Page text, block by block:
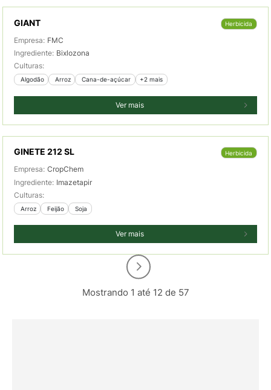
GIANT Herbicida
Empresa: FMC
Ingrediente: Bixlozona
Culturas:
Algodão Arroz Cana-de-açúcar +2 mais
Ver mais
GINETE 212 SL Herbicida
Empresa: CropChem
Ingrediente: Imazetapir
Culturas:
Arroz Feijão Soja
Ver mais
Mostrando 1 até 12 de 57